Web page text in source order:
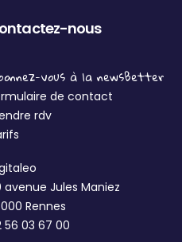
nous
vous à la newsBetter
de contact
rdv
avenue Jules Maniez
Rennes
56 03 67 00